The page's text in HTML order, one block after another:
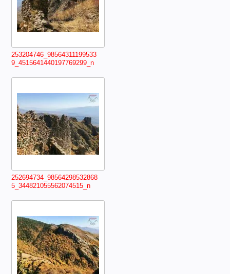
253204746_98564311199533
9_4515641440197769299_n
252694734_98564298532868
5_344821055562074515_n